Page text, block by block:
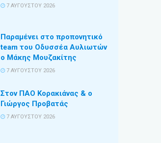
7 ΑΥΓΟΎΣΤΟΥ 2026
Παραμένει στο προπονητικό
team του Οδυσσέα Αυλιωτών
ο Μάκης Μουζακίτης
7 ΑΥΓΟΎΣΤΟΥ 2026
Στον ΠΑΟ Κορακιάνας & ο
Γιώργος Προβατάς
7 ΑΥΓΟΎΣΤΟΥ 2026